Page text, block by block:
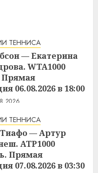
ТЕННИСА
— Екатерина
WTA1000
Прямая
06.08.2026 в 18:00
ТЕННИСА
— Артур
ATP1000
Прямая
07.08.2026 в 03:30